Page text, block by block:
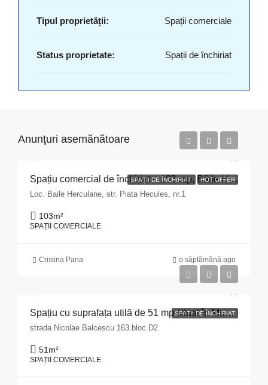
Tipul proprietății: Spații comerciale
Status proprietate: Spații de închiriat
Anunţuri asemănătoare
SPAȚII DE ÎNCHIRIAT HOT OFFER
Spațiu comercial de închiriat – 103 mp, Băile Herculane
Loc. Baile Herculane, str. Piata Hecules, nr.1
103m²
SPAȚII COMERCIALE
Cristina Pana o săptămână ago
SPAȚII DE ÎNCHIRIAT
Spațiu cu suprafața utilă de 51 mp situat în Municipiul Pitești, str. Nicolae Bălcescu nr. 163, bloc D2, județul Argeș
strada Nicolae Balcescu 163.bloc D2
51 m²
SPAȚII COMERCIALE